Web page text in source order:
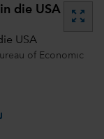
die USA zoom_out_map
of Economic